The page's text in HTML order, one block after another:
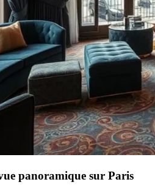
panoramique sur Paris